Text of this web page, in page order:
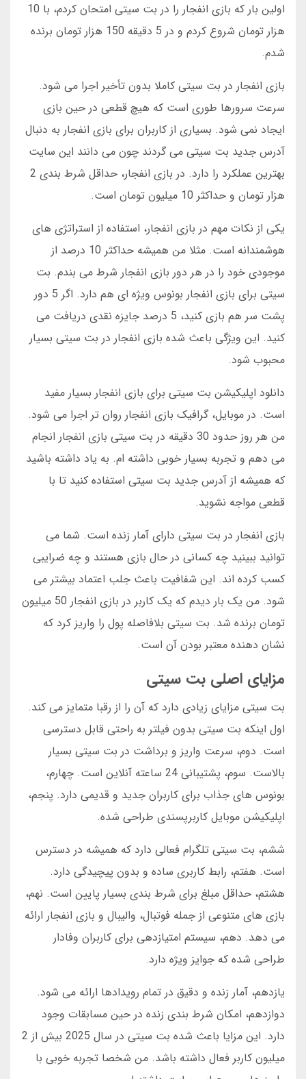
اولین بار که بازی انفجار را در بت سیتی امتحان کردم، با 10
هزار تومان شروع کردم و در 5 دقیقه 150 هزار تومان برنده
شدم.
بازی انفجار در بت سیتی کاملا بدون تأخیر اجرا می شود.
سرعت سرورها طوری است که هیچ قطعی در حین بازی
ایجاد نمی شود. بسیاری از کاربران برای بازی انفجار به دنبال
آدرس جدید بت سیتی می گردند چون می دانند این سایت
بهترین عملکرد را دارد. در بازی انفجار، حداقل شرط بندی 2
هزار تومان و حداکثر 10 میلیون تومان است.
یکی از نکات مهم در بازی انفجار، استفاده از استراتژی های
هوشمندانه است. مثلا من همیشه حداکثر 10 درصد از
موجودی خود را در هر دور بازی انفجار شرط می بندم. بت
سیتی برای بازی انفجار بونوس ویژه ای هم دارد. اگر 5 دور
پشت سر هم بازی کنید، 5 درصد جایزه نقدی دریافت می
کنید. این ویژگی باعث شده بازی انفجار در بت سیتی بسیار
محبوب شود.
دانلود اپلیکیشن بت سیتی برای بازی انفجار بسیار مفید
است. در موبایل، گرافیک بازی انفجار روان تر اجرا می شود.
من هر روز حدود 30 دقیقه در بت سیتی بازی انفجار انجام
می دهم و تجربه بسیار خوبی داشته ام. به یاد داشته باشید
که همیشه از آدرس جدید بت سیتی استفاده کنید تا با
قطعی مواجه نشوید.
بازی انفجار در بت سیتی دارای آمار زنده است. شما می
توانید ببینید چه کسانی در حال بازی هستند و چه ضرایبی
کسب کرده اند. این شفافیت باعث جلب اعتماد بیشتر می
شود. من یک بار دیدم که یک کاربر در بازی انفجار 50 میلیون
تومان برنده شد. بت سیتی بلافاصله پول را واریز کرد که
نشان دهنده معتبر بودن آن است.
مزایای اصلی بت سیتی
بت سیتی مزایای زیادی دارد که آن را از رقبا متمایز می کند.
اول اینکه بت سیتی بدون فیلتر به راحتی قابل دسترسی
است. دوم، سرعت واریز و برداشت در بت سیتی بسیار
بالاست. سوم، پشتیبانی 24 ساعته آنلاین است. چهارم،
بونوس های جذاب برای کاربران جدید و قدیمی دارد. پنجم،
اپلیکیشن موبایل کاربرپسندی طراحی شده.
ششم، بت سیتی تلگرام فعالی دارد که همیشه در دسترس
است. هفتم، رابط کاربری ساده و بدون پیچیدگی دارد.
هشتم، حداقل مبلغ برای شرط بندی بسیار پایین است. نهم،
بازی های متنوعی از جمله فوتبال، والیبال و بازی انفجار ارائه
می دهد. دهم، سیستم امتیازدهی برای کاربران وفادار
طراحی شده که جوایز ویژه دارد.
یازدهم، آمار زنده و دقیق در تمام رویدادها ارائه می شود.
دوازدهم، امکان شرط بندی زنده در حین مسابقات وجود
دارد. این مزایا باعث شده بت سیتی در سال 2025 بیش از 2
میلیون کاربر فعال داشته باشد. من شخصا تجربه خوبی با